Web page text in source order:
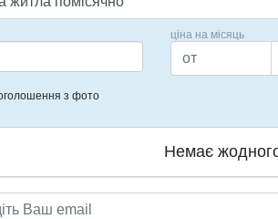
ціна на місяць
оголошення з фото
Немає